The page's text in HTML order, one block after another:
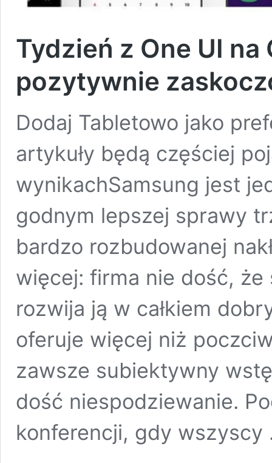
Tydzień z One UI na
pozytywnie
Dodaj Tabletowo jako
artykuły będą częściej
wynikachSamsung jest
godnym lepszej sprawy
bardzo rozbudowanej
więcej: firma nie dość,
rozwija ją w całkiem
oferuje więcej niż
zawsze subiektywny
dość niespodziewanie.
konferencji, gdy